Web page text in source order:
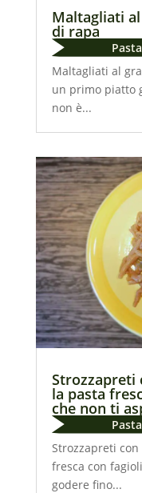
Maltagliati
di rapa
Maltagliati al
un primo piatto
non è...
Strozzapreti
la pasta
che non ti
Strozzapreti
fresca con
godere fino...